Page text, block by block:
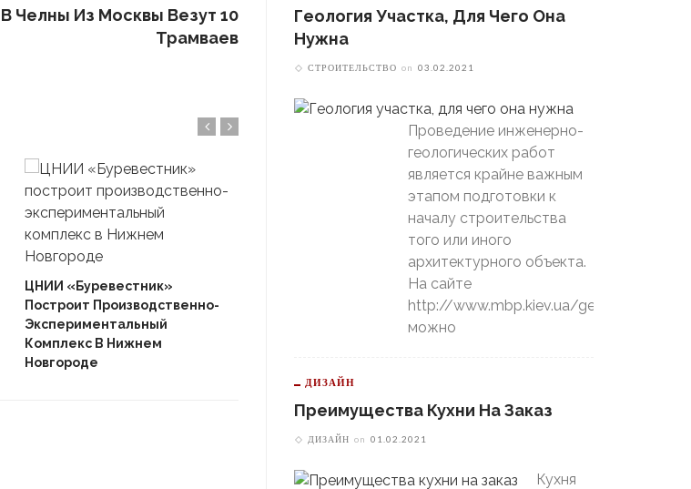
В Челны Из Москвы Везут 10
Трамваев
ЦНИИ «Буревестник»
Построит Производственно-
Экспериментальный
Комплекс В Нижнем
Новгороде
«Автомобилист» Вышел В
Плей-Офф, Даже Не Доиграв
В Свердловской Области
Пойдет Сильный Снег, А
Геология Участка, Для Чего Она
Нужна
СТРОИТЕЛЬСТВО on 03.02.2021
Проведение инженерно-
геологических работ
является крайне важным
этапом подготовки к
началу строительства
того или иного
архитектурного объекта.
На сайте
http://www.mbp.kiev.ua/geology
можно
ДИЗАЙН
Преимущества Кухни На Заказ
ДИЗАЙН on 01.02.2021
Кухня